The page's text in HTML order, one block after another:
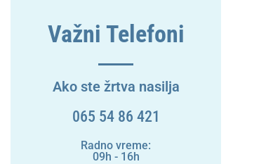
Važni Telefoni
Ako ste žrtva nasilja
065 54 86 421
Radno vreme:
09h - 16h